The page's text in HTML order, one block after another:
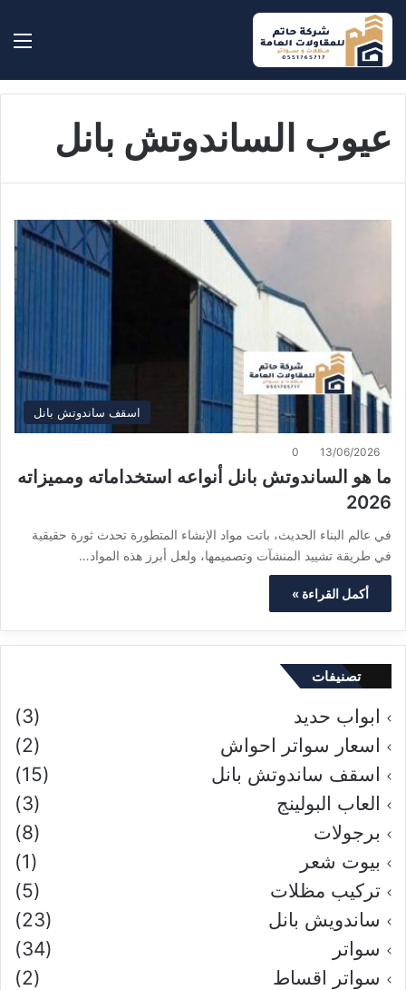
بحث
عيوب الساندوتش بانل
اسقف ساندوتش بانل
13/06/2026
0
ما هو الساندوتش بانل أنواعه استخداماته ومميزاته
2026
في عالم البناء الحديث، باتت مواد الإنشاء المتطورة تحدث ثورة حقيقية
في طريقة تشييد المنشآت وتصميمها، ولعل أبرز هذه المواد…
أكمل القراءة »
تصنيفات
ابواب حديد
(3)
اسعار سواتر احواش
(2)
اسقف ساندوتش بانل
(15)
العاب البولينج
(3)
برجولات
(8)
بيوت شعر
(1)
تركيب مظلات
(5)
ساندويش بانل
(23)
سواتر
(34)
سواتر اقساط
(2)